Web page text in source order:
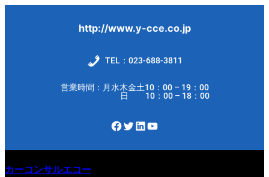
http://www.y-cce.co.jp
TEL：023-688-3811
営業時間：月水木金土10：00 – 19：00
日 10：00 – 18：00
Facebook Twitter LinkedIn YouTube
カーコンサルエコー